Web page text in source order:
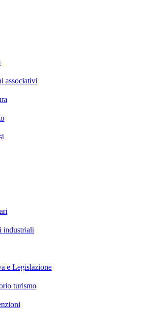
associativi
industriali
e Legislazione
turismo